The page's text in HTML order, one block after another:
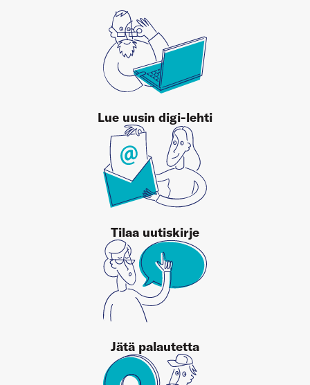
Lue uusin digi-lehti
Tilaa uutiskirje
Jätä palautetta